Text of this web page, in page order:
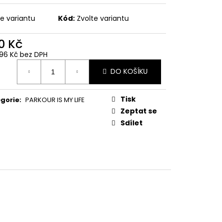
variantu Kód: Zvolte variantu
Kč
Kč bez DPH
DO KOŠÍKU
: PARKOUR IS MY LIFE
Tisk
Zeptat se
Sdílet